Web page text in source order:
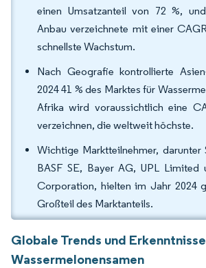
einen Umsatzanteil von 72 %,
Anbau verzeichnete mit einer
schnellste Wachstum.
Nach Geografie kontrollierte
2024 41 % des Marktes für
Afrika wird voraussichtlich eine
verzeichnen, die weltweit höchste.
Wichtige Marktteilnehmer, darunter
BASF SE, Bayer AG, UPL Limited
Corporation, hielten im Jahr 2024
Großteil des Marktanteils.
Globale Trends und
Wassermelonensamen